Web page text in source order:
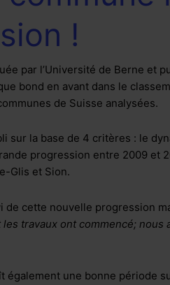
!
par l’Université de Berne et
bond en avant dans le
de Suisse analysées.
sur la base de 4 critères : le
progression entre 2009 et
Glis et Sion.
de cette nouvelle progression
travaux ont commencé;
également une bonne période